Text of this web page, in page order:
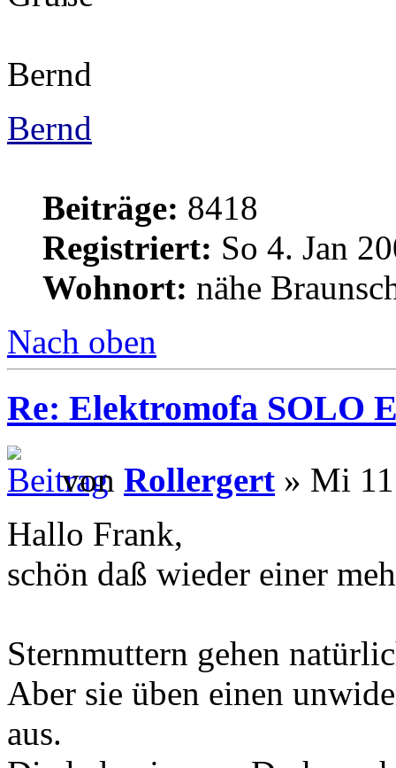
Bernd
Bernd
Beiträge: 8418
Registriert: So 4. Jan
Wohnort: nähe
Nach oben
Re: Elektromofa SOLO
von Rollergert » Mi
Hallo Frank,
schön daß wieder einer
Sternmuttern gehen
Aber sie üben einen
aus.